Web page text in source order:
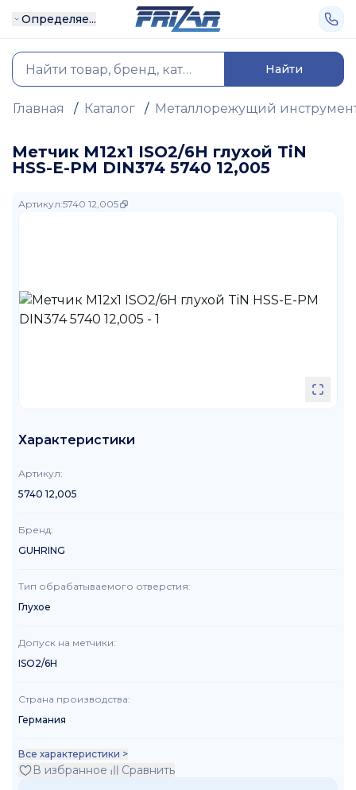
Определяе...
Найти
Главная / Каталог / Металлорежущий
Метчик М12х1 ISO2/6H глухой TiN
HSS-E-PM DIN374 5740 12,005
Артикул:5740 12,005
Характеристики
Артикул:
5740 12,005
Бренд:
GUHRING
Тип обрабатываемого отверстия:
Глухое
Допуск на метчики:
ISO2/6H
Страна производства:
Германия
Все характеристики >
В избранное Сравнить